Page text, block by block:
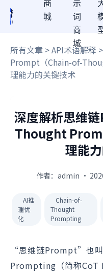
商
城
示
词
商
城
所有文章 >API术语解释
Prompt（Chain-of-
理能力的关键技术
深度解析思维
Thought
理能
作者：admin ·
AI推
理优
化
Chain-of-
Thought
Prompting
“思维链Prompt”也
Prompting（简称CoT